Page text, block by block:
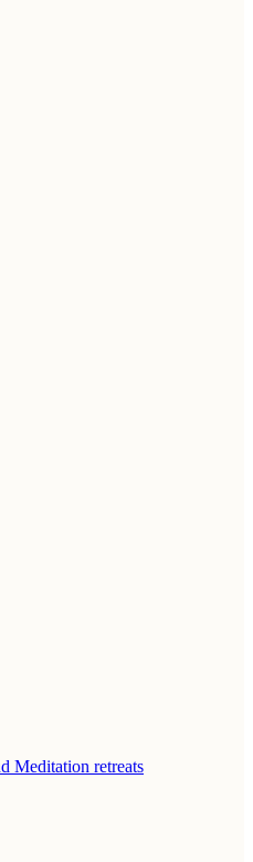
Meditation retreats